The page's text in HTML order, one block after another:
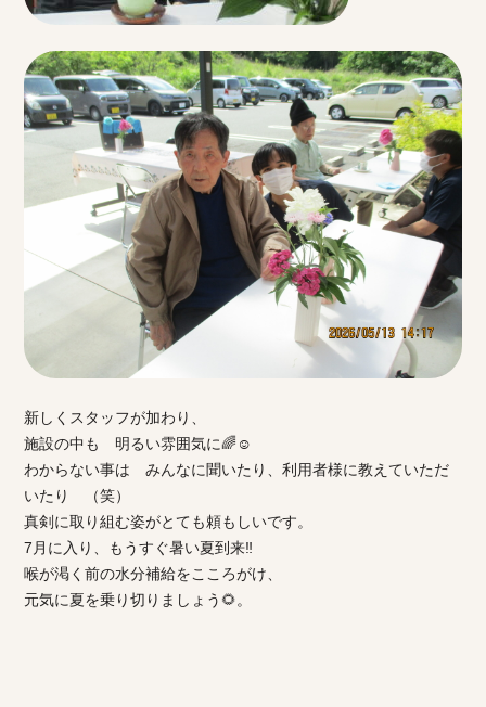
新しくスタッフが加わり、
施設の中も 明るい雰囲気に🌈☺
わからない事は みんなに聞いたり、利用者様に教えていただ
いたり （笑）
真剣に取り組む姿がとても頼もしいです。
7月に入り、もうすぐ暑い夏到来‼
喉が渇く前の水分補給をこころがけ、
元気に夏を乗り切りましょう🌻。